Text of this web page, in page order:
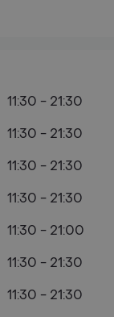
11:30 - 21:30
11:30 - 21:30
11:30 - 21:30
11:30 - 21:30
11:30 - 21:00
11:30 - 21:30
11:30 - 21:30